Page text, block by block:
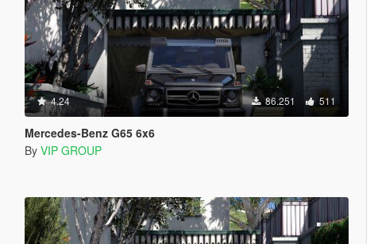
4.24 86.251 511
Mercedes-Benz G65 6x6
By VIP GROUP